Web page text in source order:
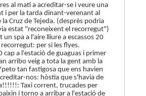
al matí a acreditar-se i veure una
i per la tarda dinant-verenant al
la Cruz de Tejeda. (desprès podria
estat "reconeixent el recorregut")
un spa a l'aire lliure a escassos 20
per si les flyes.
cap a l'estació de guaguas i primer
arribo veig a tota la gent amb la
tan fastigosa que ens havien
nos: hòstia que s'havia de
Taxi corrent, trucades per
i torno a arribar a l'estació de